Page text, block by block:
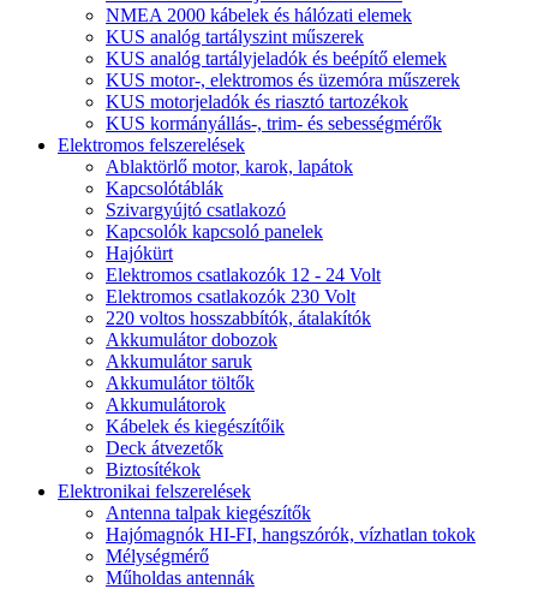
NMEA 2000 kábelek és hálózati elemek
KUS analóg tartályszint műszerek
KUS analóg tartályjeladók és beépítő elemek
KUS motor-, elektromos és üzemóra műszerek
KUS motorjeladók és riasztó tartozékok
KUS kormányállás-, trim- és sebességmérők
Elektromos felszerelések
Ablaktörlő motor, karok, lapátok
Kapcsolótáblák
Szivargyújtó csatlakozó
Kapcsolók kapcsoló panelek
Hajókürt
Elektromos csatlakozók 12 - 24 Volt
Elektromos csatlakozók 230 Volt
220 voltos hosszabbítók, átalakítók
Akkumulátor dobozok
Akkumulátor saruk
Akkumulátor töltők
Akkumulátorok
Kábelek és kiegészítőik
Deck átvezetők
Biztosítékok
Elektronikai felszerelések
Antenna talpak kiegészítők
Hajómagnók HI-FI, hangszórók, vízhatlan tokok
Mélységmérő
Műholdas antennák